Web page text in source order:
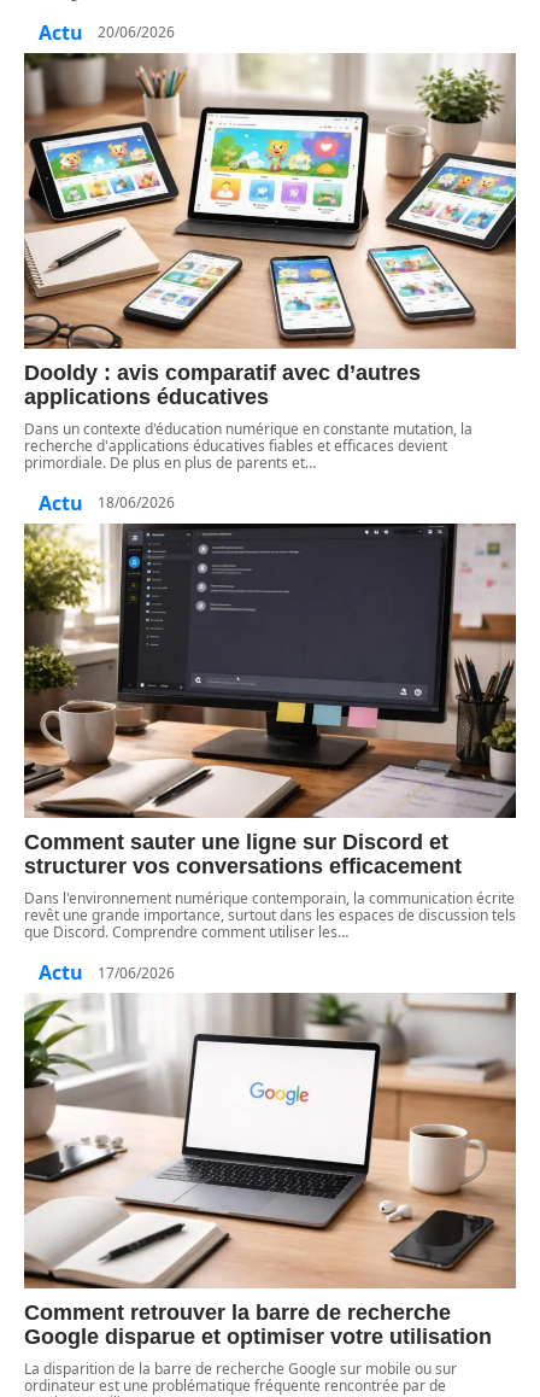
Actu 20/06/2026
Dooldy : avis comparatif avec d’autres
applications éducatives
Dans un contexte d'éducation numérique en constante mutation, la
recherche d'applications éducatives fiables et efficaces devient
primordiale. De plus en plus de parents et…
Actu 18/06/2026
Comment sauter une ligne sur Discord et
structurer vos conversations efficacement
Dans l'environnement numérique contemporain, la communication écrite
revêt une grande importance, surtout dans les espaces de discussion tels
que Discord. Comprendre comment utiliser les…
Actu 17/06/2026
Comment retrouver la barre de recherche
Google disparue et optimiser votre utilisation
La disparition de la barre de recherche Google sur mobile ou sur
ordinateur est une problématique fréquente rencontrée par de